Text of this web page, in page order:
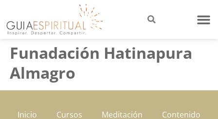
Funadación Hatinapura
Almagro
Inicio Cursos Meditación
Contenido